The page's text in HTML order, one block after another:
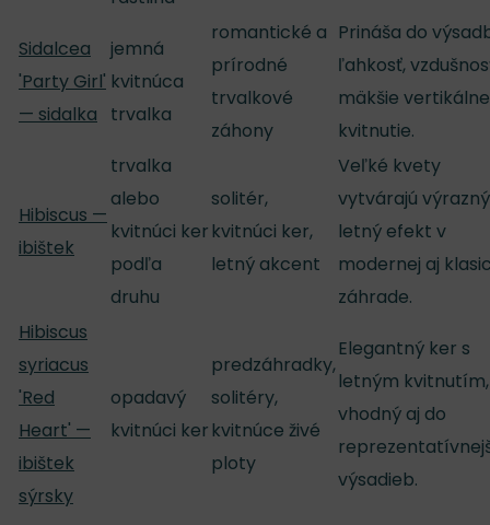
Sidalcea
'Party Girl'
— sidalka
jemná
kvitnúca
trvalka
romantické a
prírodné
trvalkové
záhony
Prináša do
ľahkosť,
mäkšie vertikálne
kvitnutie.
Hibiscus —
ibištek
trvalka
alebo
kvitnúci ker
podľa
druhu
solitér,
kvitnúci ker,
letný akcent
Veľké kvety
vytvárajú výrazný
letný efekt v
modernej aj
záhrade.
Hibiscus
syriacus
'Red
Heart' —
ibištek
sýrsky
opadavý
kvitnúci ker
predzáhradky,
solitéry,
kvitnúce živé
ploty
Elegantný ker s
letným kvitnutím,
vhodný aj do
výsadieb.